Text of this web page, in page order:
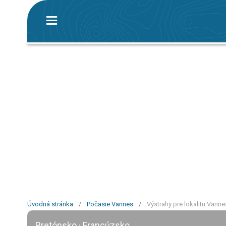
Úvodná stránka / Počasie Vannes / Výstrahy pre lokalitu